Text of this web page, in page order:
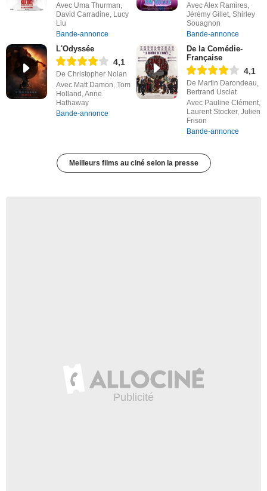
Avec Uma Thurman,
David Carradine, Lucy
Liu
Bande-annonce
Avec Alex Ramires,
Jérémy Gillet, Shirley
Souagnon
Bande-annonce
L'Odyssée
4,1
De Christopher Nolan
Avec Matt Damon, Tom
Holland, Anne
Hathaway
Bande-annonce
De la Comédie-
Française
4,1
De Martin Darondeau,
Bertrand Usclat
Avec Pauline Clément,
Laurent Stocker, Julien
Frison
Bande-annonce
Meilleurs films au ciné selon la presse